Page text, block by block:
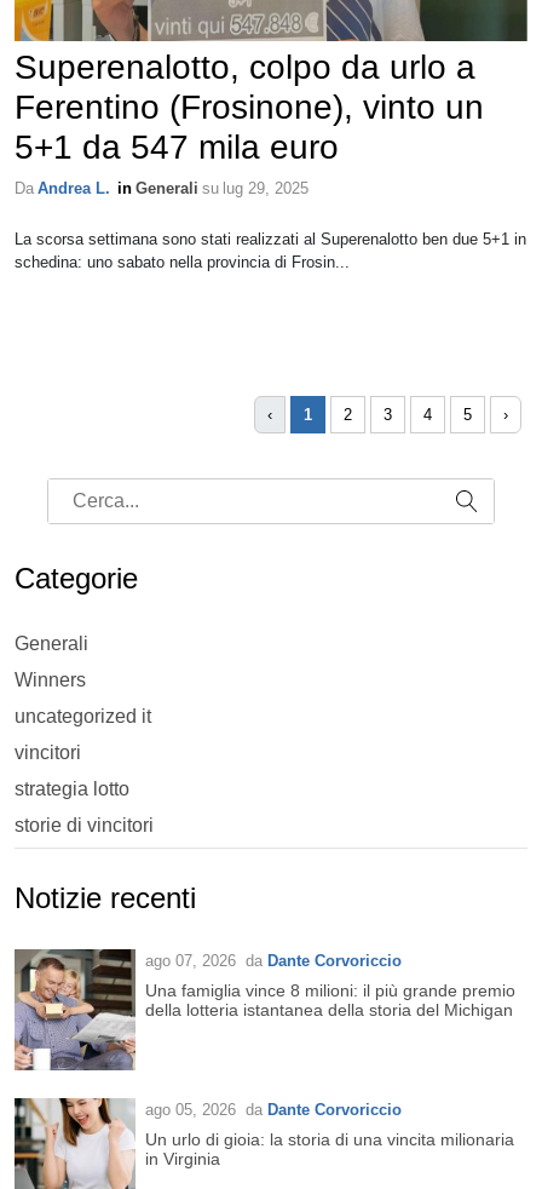
Superenalotto, colpo da urlo a
Ferentino (Frosinone), vinto un
5+1 da 547 mila euro
Da Andrea L. in Generali su lug 29, 2025
La scorsa settimana sono stati realizzati al Superenalotto ben due 5+1 in
schedina: uno sabato nella provincia di Frosin...
‹ 1 2 3 4 5 ›
Categorie
Generali
Winners
uncategorized it
vincitori
strategia lotto
storie di vincitori
Notizie recenti
ago 07, 2026 da Dante Corvoriccio
Una famiglia vince 8 milioni: il più grande premio
della lotteria istantanea della storia del Michigan
ago 05, 2026 da Dante Corvoriccio
Un urlo di gioia: la storia di una vincita milionaria
in Virginia